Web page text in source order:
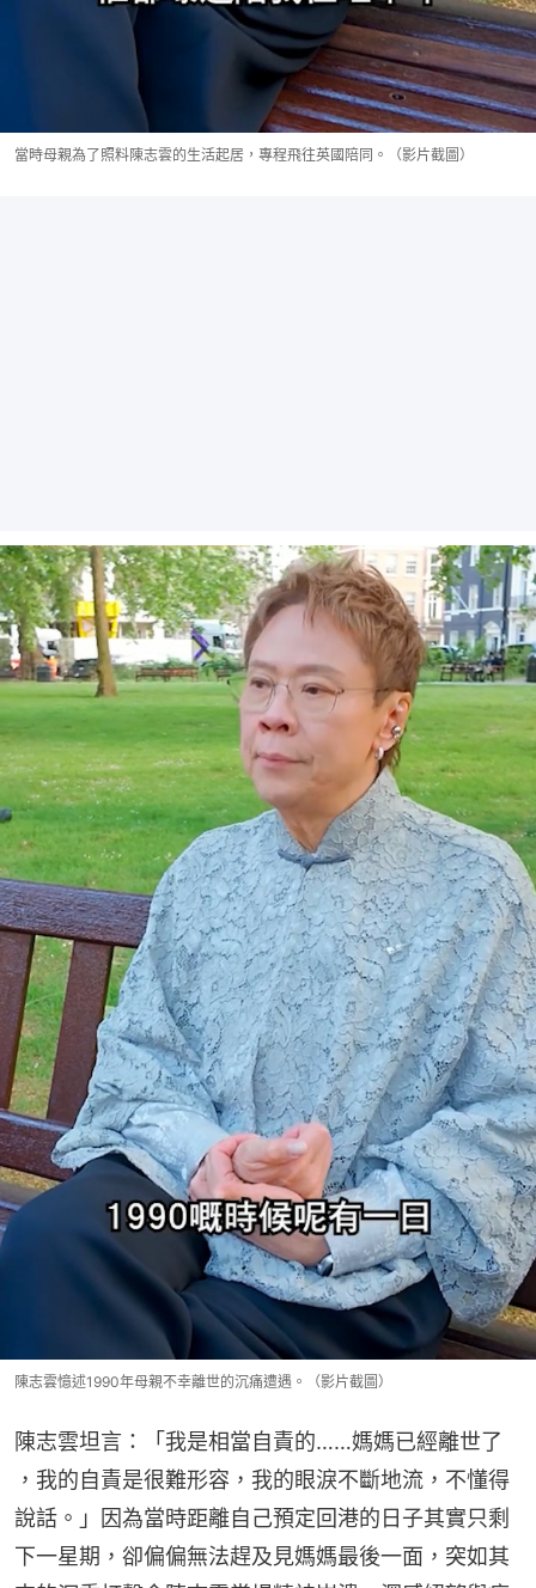
當時母親為了照料陳志雲的生活起居，專程飛往英國陪同。（影片截圖）
陳志雲憶述1990年母親不幸離世的沉痛遭遇。（影片截圖）
陳志雲坦言：「我是相當自責的……媽媽已經離世了
，我的自責是很難形容，我的眼淚不斷地流，不懂得
說話。」因為當時距離自己預定回港的日子其實只剩
下一星期，卻偏偏無法趕及見媽媽最後一面，突如其